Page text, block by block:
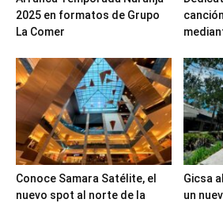
2025 en formatos de Grupo
La Comer
Conoce Samara Satélite, el
nuevo spot al norte de la
Gicsa
un